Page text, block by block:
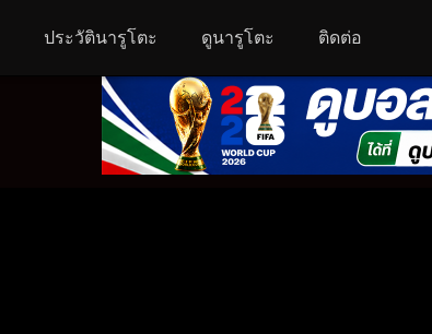
ประวัตินารูโตะ ดูนารูโตะ ติดต่อ